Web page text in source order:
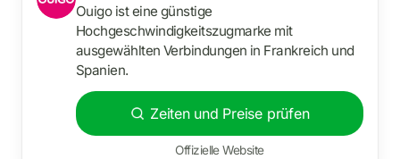
Ouigo ist eine günstige
Hochgeschwindigkeitszugmarke mit
ausgewählten Verbindungen in Frankreich und
Spanien.
Zeiten und Preise prüfen
Offizielle Website